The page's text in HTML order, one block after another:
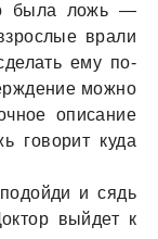
была ложь —
врали
ему по-
можно
описание
говорит куда
и сядь
выйдет к